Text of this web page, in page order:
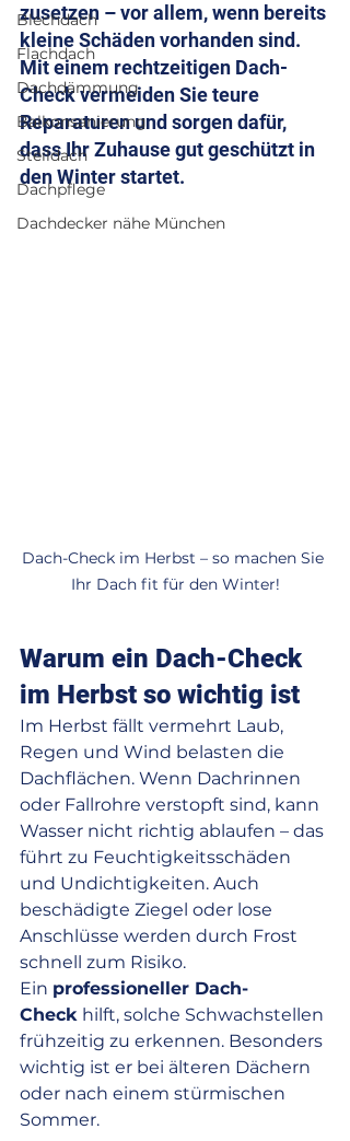
Blechdach
Flachdach
Dachdämmung
Balkonsanierung
Steildach
Dachpflege
Dachdecker nähe München
zusetzen – vor allem, wenn bereits
kleine Schäden vorhanden sind.
Mit einem rechtzeitigen Dach-
Check vermeiden Sie teure
Reparaturen und sorgen dafür,
dass Ihr Zuhause gut geschützt in
den Winter startet.
Dach-Check im Herbst – so machen Sie
Ihr Dach fit für den Winter!
Warum ein Dach-Check
im Herbst so wichtig ist
Im Herbst fällt vermehrt Laub,
Regen und Wind belasten die
Dachflächen. Wenn Dachrinnen
oder Fallrohre verstopft sind, kann
Wasser nicht richtig ablaufen – das
führt zu Feuchtigkeitsschäden
und Undichtigkeiten. Auch
beschädigte Ziegel oder lose
Anschlüsse werden durch Frost
schnell zum Risiko.
Ein professioneller Dach-
Check hilft, solche Schwachstellen
frühzeitig zu erkennen. Besonders
wichtig ist er bei älteren Dächern
oder nach einem stürmischen
Sommer.